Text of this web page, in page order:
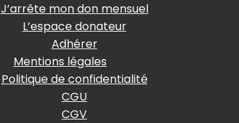
J’arrête mon don mensuel
L’espace donateur
Adhérer
Mentions légales
Politique de confidentialité
CGU
CGV